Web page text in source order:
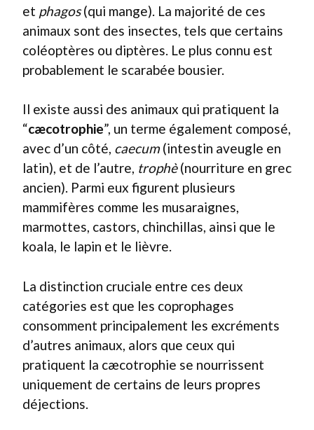
et phagos(qui mange). La majorité de ces
animaux sont des insectes, tels que certains
coléoptères ou diptères. Le plus connu est
probablement le scarabée bousier.
Il existe aussi des animaux qui pratiquent la
“cæcotrophie”, un terme également composé,
avec d’un côté, caecum(intestin aveugle en
latin), et de l’autre, trophè(nourriture en grec
ancien). Parmi eux figurent plusieurs
mammifères comme les musaraignes,
marmottes, castors, chinchillas, ainsi que le
koala, le lapin et le lièvre.
La distinction cruciale entre ces deux
catégories est que les coprophages
consomment principalement les excréments
d’autres animaux, alors que ceux qui
pratiquent la cæcotrophie se nourrissent
uniquement de certains de leurs propres
déjections.